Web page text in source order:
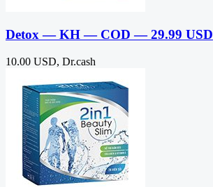
Detox — KH — COD — 29.99 USD
10.00 USD, Dr.cash